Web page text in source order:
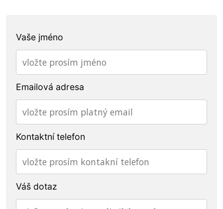
Vaše jméno
Emailová adresa
Kontaktní telefon
Váš dotaz